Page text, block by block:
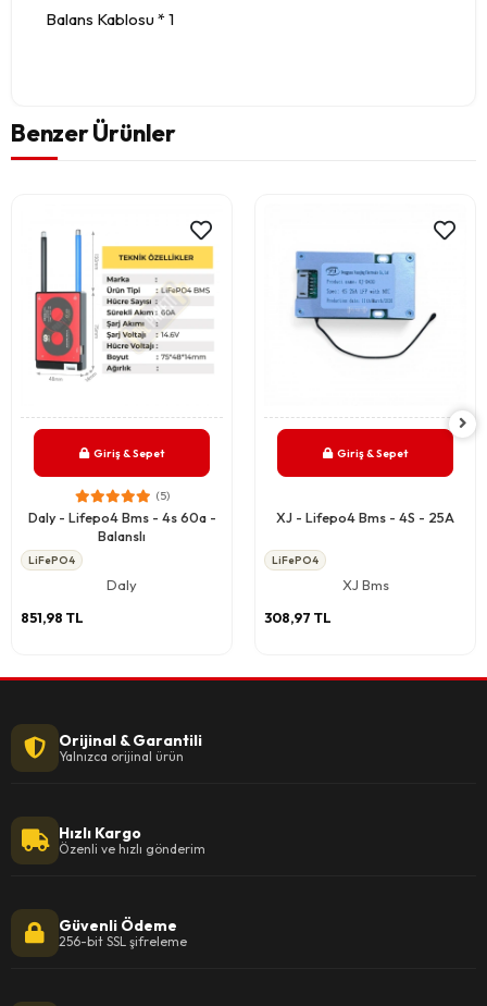
Balans Kablosu * 1
Benzer Ürünler
Giriş & Sepet
(5)
Daly - Lifepo4 Bms - 4s 60a -
Balanslı
LiFePO4
Daly
851,98 TL
Giriş & Sepet
XJ - Lifepo4 Bms - 4S - 25A
LiFePO4
XJ Bms
308,97 TL
Orijinal & Garantili
Yalnızca orijinal ürün
Hızlı Kargo
Özenli ve hızlı gönderim
Güvenli Ödeme
256-bit SSL şifreleme